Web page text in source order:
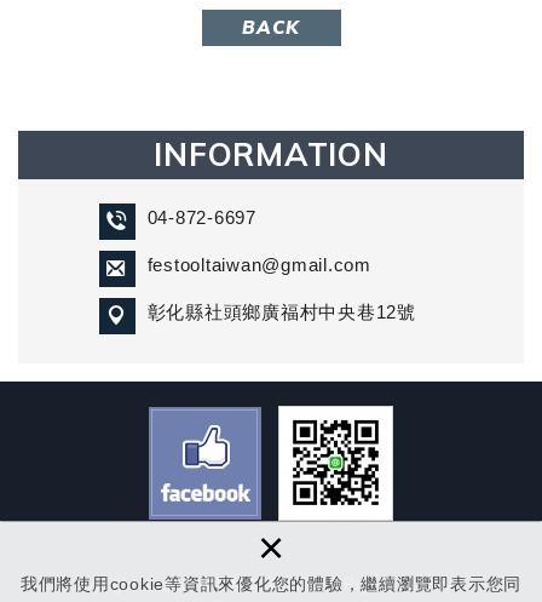
我們將使用cookie等資訊來優化您的體驗，繼續瀏覽即表示您同
×
BACK
INFORMATION
04-872-6697
festooltaiwan@gmail.com
彰化縣社頭鄉廣福村中央巷12號
Copyright © 倍速妥貿易有限公司 All Rights Reserved.